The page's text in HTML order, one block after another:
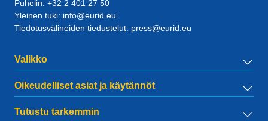
Puhelin: +32 2 401 27 50
Yleinen tuki: info@eurid.eu
Tiedotusvälineiden tiedustelut: press@eurid.eu
Valikko
Oikeudelliset asiat ja käytännöt
Tutustu tarkemmin